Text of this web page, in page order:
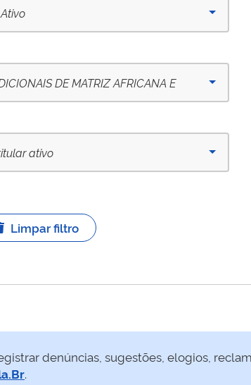
DE MATRIZ AFRICANA E
ativo
Limpar filtro
denúncias, sugestões, elogios,
.